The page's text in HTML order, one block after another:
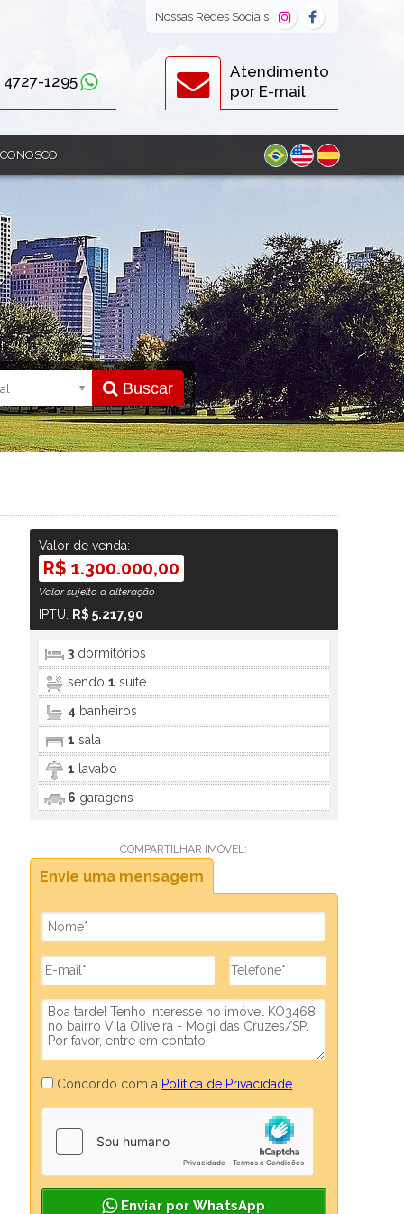
4727-1295
Atendimento
por E-mail
Nossas Redes Sociais
Buscar
Valor de venda:
R$ 1.300.000,00
Valor sujeito a alteração
IPTU: R$ 5.217,90
3 dormitórios
sendo1 suíte
4 banheiros
1 sala
1 lavabo
6 garagens
COMPARTILHAR IMÓVEL:
Envie uma mensagem
Concordo com a Política de Privacidade
Enviar por WhatsApp